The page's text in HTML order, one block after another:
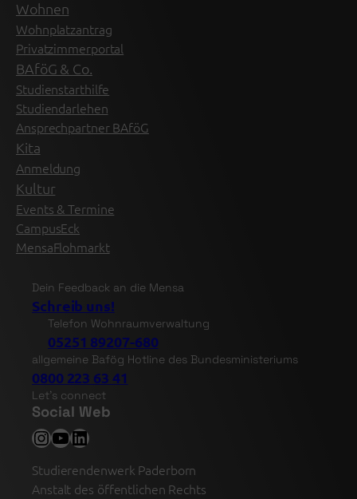
Wohnen
Wohnplatzantrag
Privatzimmerportal
BAföG & Co.
Studienstarthilfe
Studiendarlehen
Ansprechpartner BAföG
Kita
Anmeldung
Kultur
Events & Termine
CampusEck
MensaFlohmarkt
Dein Feedback an die Mensa
Schreib uns!
Telefon Wohnraumverwaltung
05251 89207-680
allgemeine Bafög Hotline des Bundesministeriums
0800 223 63 41
Let’s connect
Social Web
Instagram
YouTube
LinkedIn
Studierendenwerk Paderborn
Anstalt des öffentlichen Rechts